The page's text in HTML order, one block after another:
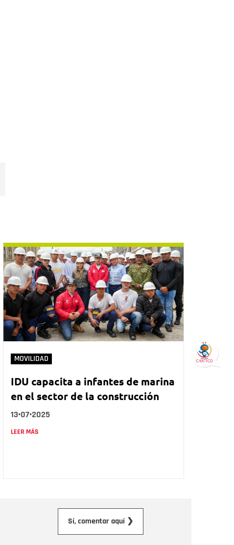
MOVILIDAD
IDU capacita a infantes de marina
en el sector de la construcción
13•07•2025
LEER MÁS
Sí, comentar aquí ❯